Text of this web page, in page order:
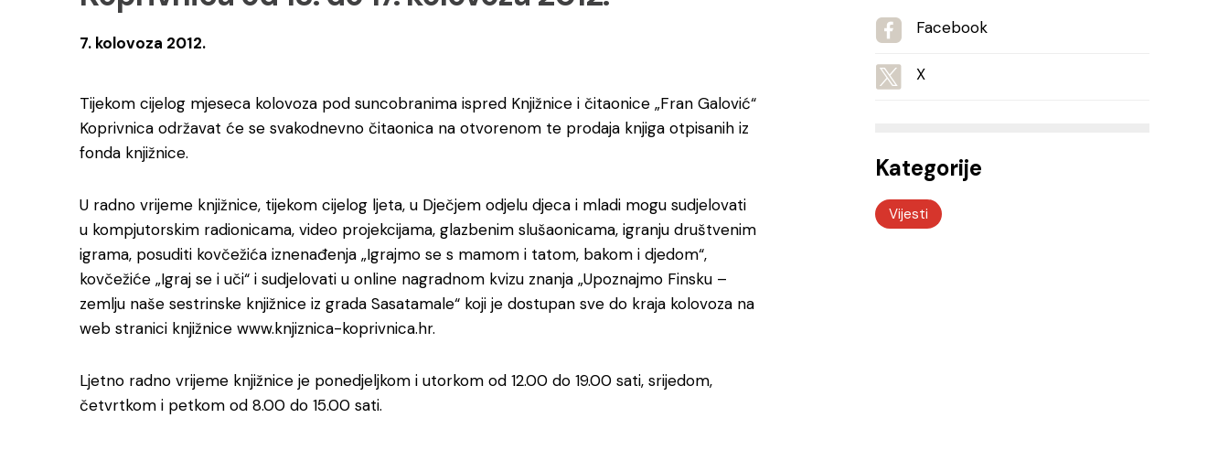
7. kolovoza 2012.
Tijekom cijelog mjeseca kolovoza pod suncobranima ispred Knjižnice i čitaonice „Fran Galović“
Koprivnica održavat će se svakodnevno čitaonica na otvorenom te prodaja knjiga otpisanih iz
fonda knjižnice.
U radno vrijeme knjižnice, tijekom cijelog ljeta, u Dječjem odjelu djeca i mladi mogu sudjelovati
u kompjutorskim radionicama, video projekcijama, glazbenim slušaonicama, igranju društvenim
igrama, posuditi kovčežića iznenađenja „Igrajmo se s mamom i tatom, bakom i djedom“,
kovčežiće „Igraj se i uči“ i sudjelovati u online nagradnom kvizu znanja „Upoznajmo Finsku –
zemlju naše sestrinske knjižnice iz grada Sasatamale“ koji je dostupan sve do kraja kolovoza na
web stranici knjižnice www.knjiznica-koprivnica.hr.
Ljetno radno vrijeme knjižnice je ponedjeljkom i utorkom od 12.00 do 19.00 sati, srijedom,
četvrtkom i petkom od 8.00 do 15.00 sati.
Facebook
X
Kategorije
Vijesti